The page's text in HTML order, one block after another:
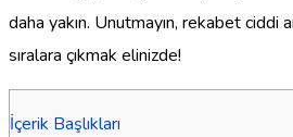
daha yakın. Unutmayın, rekabet
sıralara çıkmak elinizde!
İçerik Başlıkları